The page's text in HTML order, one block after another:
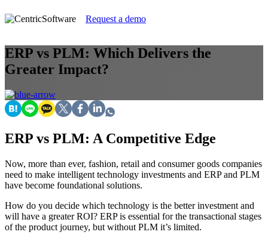
Request a demo
ERP vs PLM: Which Delivers the
Greater Impact?
ERP vs PLM: A Competitive Edge
Now, more than ever, fashion, retail and consumer goods companies
need to make intelligent technology investments and ERP and PLM
have become foundational solutions.
How do you decide which technology is the better investment and
will have a greater ROI? ERP is essential for the transactional stages
of the product journey, but without PLM it’s limited.